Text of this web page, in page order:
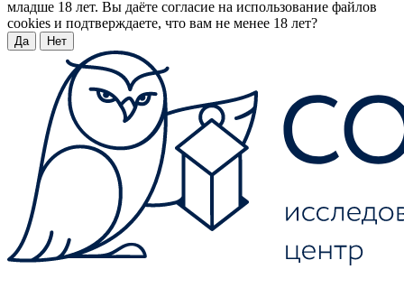
младше 18 лет. Вы даёте согласие на использование файлов
cookies и подтверждаете, что вам не менее 18 лет?
Да Нет